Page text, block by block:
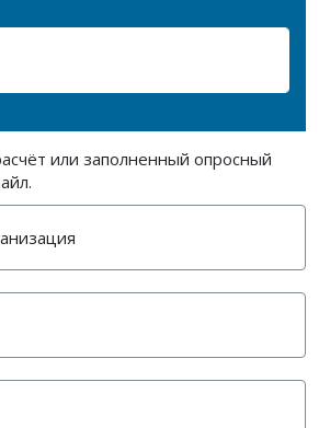
или заполненный опросный